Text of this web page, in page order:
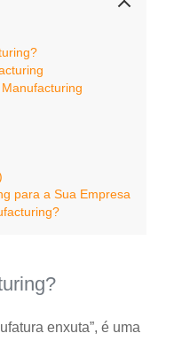
para a Sua Empresa
enxuta”, é uma